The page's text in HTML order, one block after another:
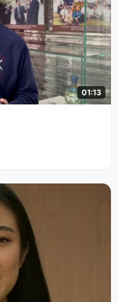
01:13